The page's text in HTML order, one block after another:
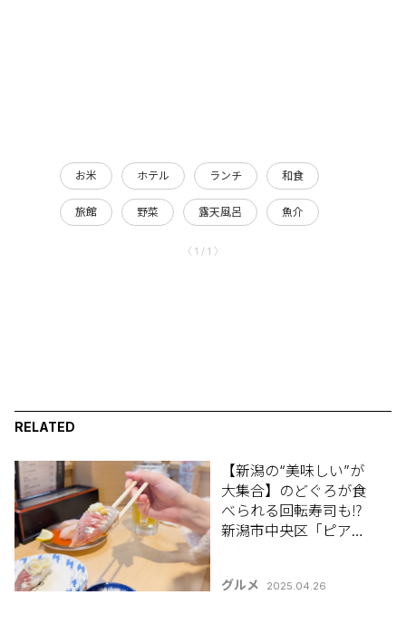
お米 ホテル ランチ 和食
旅館 野菜 露天風呂 魚介
〈 1 / 1 〉
RELATED
【新潟の“美味しい”が
大集合】のどぐろが食
べられる回転寿司も⁉
新潟市中央区「ピア
グルメ 2025.04.26